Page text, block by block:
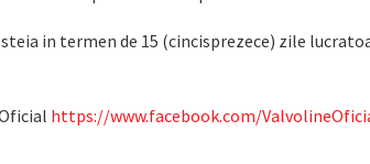
in termen de 15 (cincisprezece) zile
https://www.facebook.com/